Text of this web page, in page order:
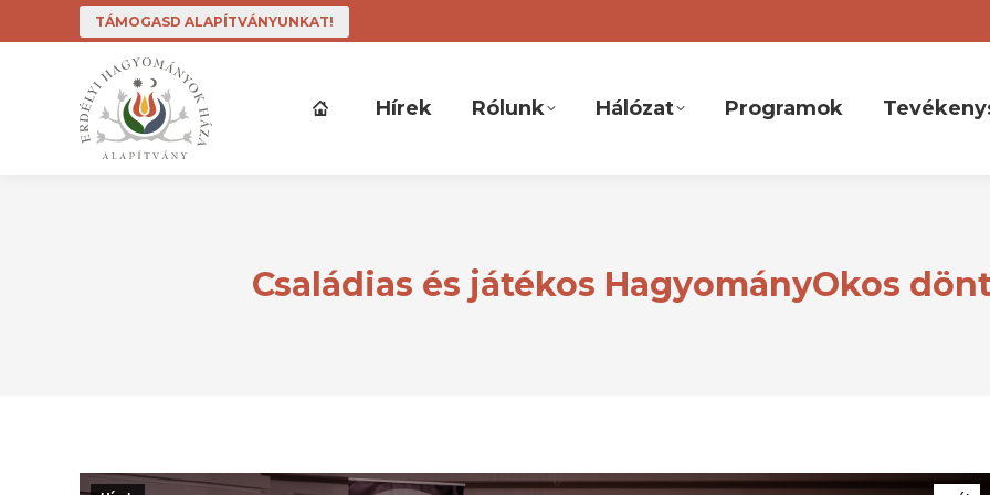
TÁMOGASD ALAPÍTVÁNYUNKAT!
Hírek Rólunk Hálózat Programok
Családias és játékos HagyományOkos